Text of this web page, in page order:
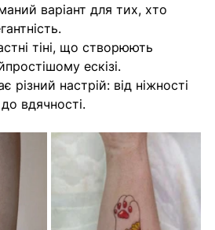
варіант для тих, хто
тіні, що створюють
ескізі.
різний настрій: від ніжності
вдячності.